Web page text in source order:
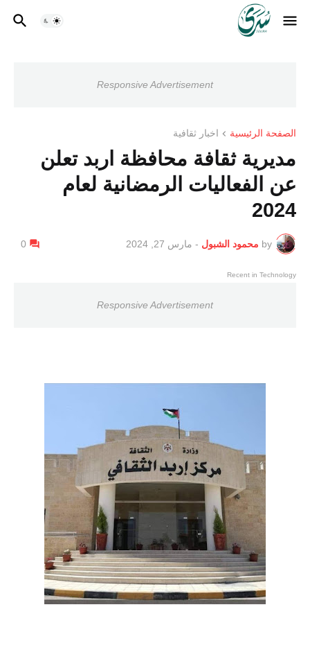
Responsive Advertisement
الصفحة الرئيسية اخبار ثقافية
مديرية ثقافة محافظة اربد تعلن
عن الفعاليات الرمضانية لعام
2024
by محمود الشبول - مارس 27, 2024 0
Recent in Technology
Responsive Advertisement